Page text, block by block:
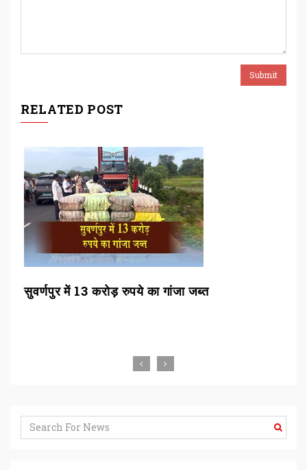
RELATED POST
सुवर्णपुर में 13 करोड़ रुपये का गांजा जब्त